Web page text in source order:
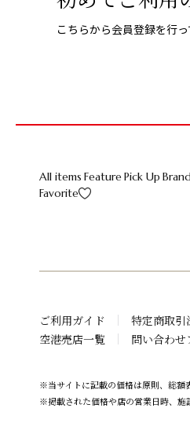
All items FeaturePick Up
Favorite
ご利用ガイド 特定商取引
空港売店一覧
問い合わせ
※当サイトに記載の価格は原則、総額
※掲載された価格や店の営業日時、施